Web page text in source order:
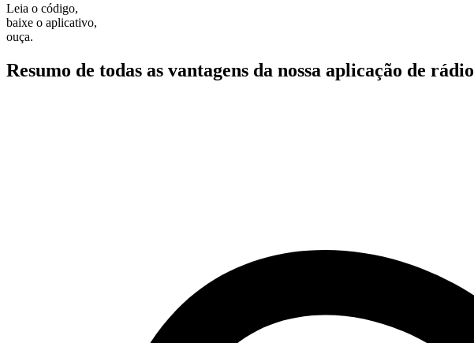
Leia o código,
baixe o aplicativo,
ouça.
Resumo de todas as vantagens da nossa aplicação de rádio